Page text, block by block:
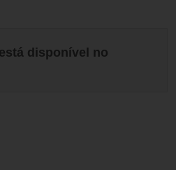
disponível no